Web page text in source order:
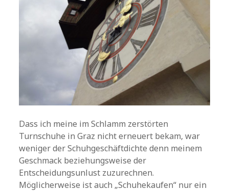
Dass ich meine im Schlamm zerstörten
Turnschuhe in Graz nicht erneuert bekam, war
weniger der Schuhgeschäftdichte denn meinem
Geschmack beziehungsweise der
Entscheidungsunlust zuzurechnen.
Möglicherweise ist auch „Schuhekaufen“ nur ein